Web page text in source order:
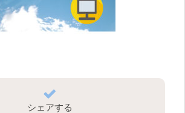
シェアする